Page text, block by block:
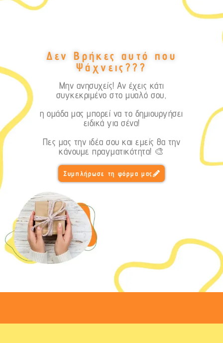
Δεν Βρήκες αυτό που
Ψάχνεις???
Μην ανησυχείς! Αν έχεις κάτι
συγκεκριμένο στο μυαλό σου,
η ομάδα μας μπορεί να το δημιουργήσει
ειδικά για σένα!
Πες μας την ιδέα σου και εμείς θα την
κάνουμε πραγματικότητα! 🎨
Συμπλήρωσε τη φόρμα μας